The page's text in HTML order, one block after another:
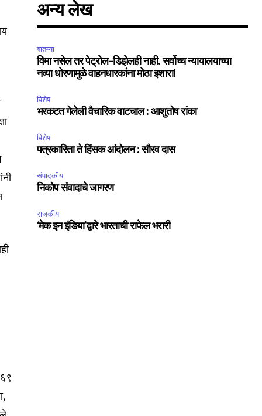
अन्य लेख
बातम्या
विमा नसेल तर पेट्रोल-डिझेलही नाही. सर्वोच्च न्यायालयाच्या
नव्या धोरणामुळे वाहनधारकांना मोठा इशारा!
विशेष
भरकटत गेलेली वैचारिक वाटचाल : आशुतोष रांका
विशेष
पत्रकारिता ते हिंसक आंदोलन : सौरव दास
संपादकीय
निकोप संवादाचे जागरण
राजकीय
‘मेक इन इंडिया’द्वारे भारताची राफेल भरारी